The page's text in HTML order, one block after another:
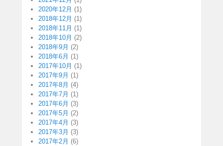
2020年12月 (1)
2018年12月 (1)
2018年11月 (1)
2018年10月 (2)
2018年9月 (2)
2018年6月 (1)
2017年10月 (1)
2017年9月 (1)
2017年8月 (4)
2017年7月 (1)
2017年6月 (3)
2017年5月 (2)
2017年4月 (3)
2017年3月 (3)
2017年2月 (6)